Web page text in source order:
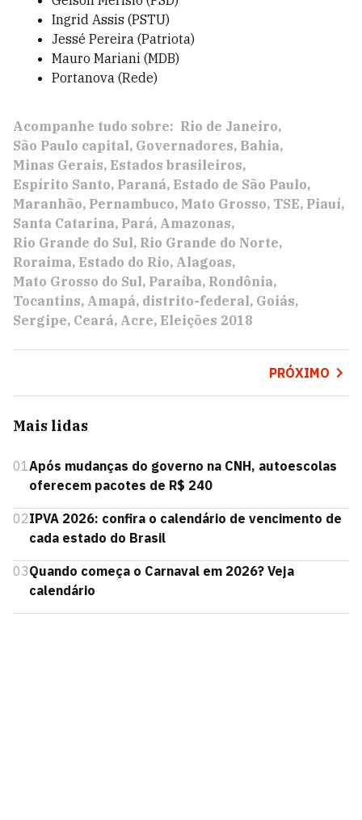
Ingrid Assis (PSTU)
Jessé Pereira (Patriota)
Mauro Mariani (MDB)
Portanova (Rede)
Acompanhe tudo sobre: Rio de Janeiro
São Paulo capital Governadores Bahia
Minas Gerais Estados brasileiros
Espírito Santo Paraná Estado de São Paulo
Maranhão Pernambuco Mato Grosso TSE Piauí
Santa Catarina Pará Amazonas
Rio Grande do Sul Rio Grande do Norte
Roraima Estado do Rio Alagoas
Mato Grosso do Sul Paraíba Rondônia
Tocantins Amapá distrito-federal Goiás
Sergipe Ceará Acre Eleições 2018
PRÓXIMO
Mais lidas
01Após mudanças do governo na CNH, autoescolas
oferecem pacotes de R$ 240
02IPVA 2026: confira o calendário de vencimento de
cada estado do Brasil
03Quando começa o Carnaval em 2026? Veja
calendário